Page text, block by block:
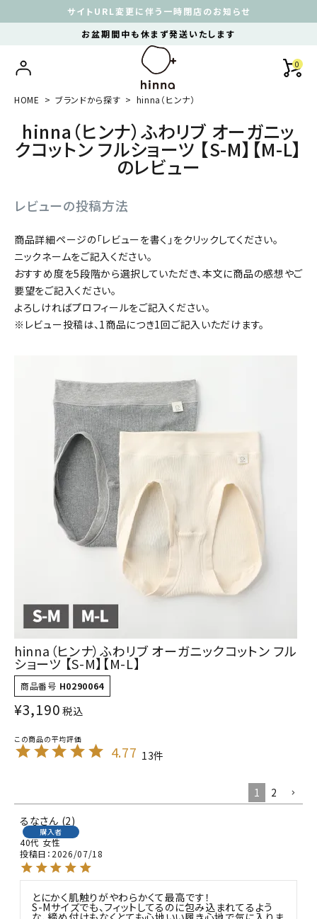
サイトURL変更に伴う一時閉店のお知らせ
お盆期間中も休まず発送いたします
0
HOME ブランドから探す hinna（ヒンナ）
hinna（ヒンナ）ふわリブ オーガニッ
クコットン フルショーツ 【S-M】【M-L】
のレビュー
レビューの投稿方法
商品詳細ページの「レビューを書く」をクリックしてください。
ニックネームをご記入ください。
おすすめ度を5段階から選択していただき、本文に商品の感想やご
要望をご記入ください。
よろしければプロフィールをご記入ください。
※レビュー投稿は、1商品につき1回ご記入いただけます。
hinna（ヒンナ）ふわリブ オーガニックコットン フル
ショーツ 【S-M】【M-L】
商品番号 H0290064
¥3,190 税込
4.77 13
1
2
るな
2
購入者
40代 女性
投稿日 2026/07/18
とにかく肌触りがやわらかくて最高です！
S-Mサイズでも、フィットしてるのに包み込まれてるよう